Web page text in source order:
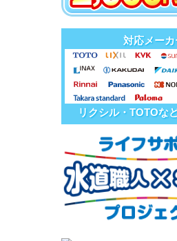
対応メーカ
リクシル・TOTOな